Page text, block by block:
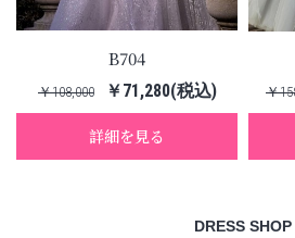
B704
￥108,000 ￥71,280(税込)
詳細を見る
￥
DRESS SHOP